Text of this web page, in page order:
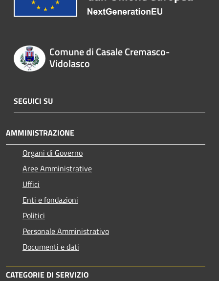
Comune di Casale Cremasco-
Vidolasco
SEGUICI SU
AMMINISTRAZIONE
Organi di Governo
Aree Amministrative
Uffici
Enti e fondazioni
Politici
Personale Amministrativo
Documenti e dati
CATEGORIE DI SERVIZIO